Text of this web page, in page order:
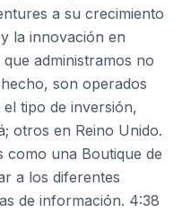
a su crecimiento
la innovación en
administramos no
son operados
tipo de inversión,
otros en Reino Unido.
como una Boutique de
a los diferentes
de información. 4:38